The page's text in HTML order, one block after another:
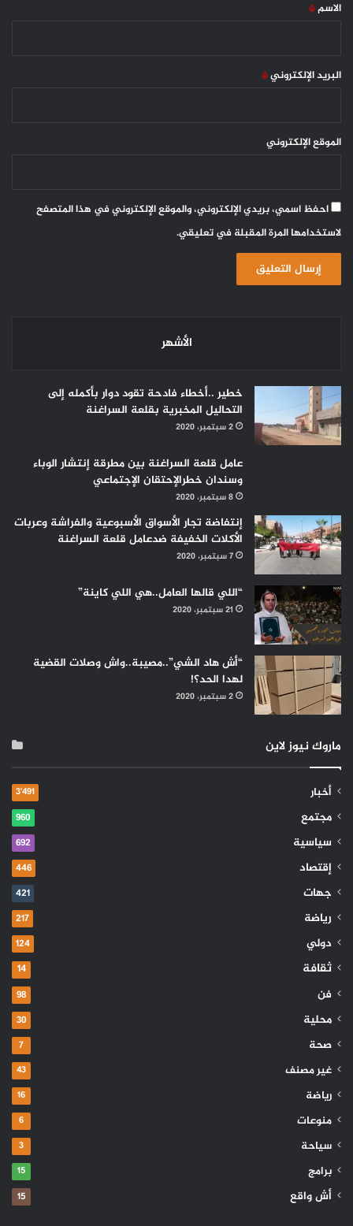
*
الاسم*
البريد الإلكتروني*
الموقع الإلكتروني
احفظ اسمي، بريدي الإلكتروني، والموقع الإلكتروني في هذا المتصفح
لاستخدامها المرة المقبلة في تعليقي.
الأشهر
خطير ..أخطاء فادحة تقود دوار بأكمله إلى
التحاليل المخبرية بقلعة السراغنة
2 سبتمبر، 2020
عامل قلعة السراغنة بين مطرقة إنتشار الوباء
وسندان خطرالإحتقان الإجتماعي
8 سبتمبر، 2020
إنتفاضة تجار الأسواق الأسبوعية والفراشة وعربات
الأكلات الخفيفة ضدعامل قلعة السراغنة
7 سبتمبر، 2020
“اللي قالها العامل..هي اللي كاينة”
21 سبتمبر، 2020
“أش هاد الشي”..مصيبة..واش وصلات القضية
لهدا الحد؟!
2 سبتمبر، 2020
ماروك نيوز لاين
أخبار 3٬491
مجتمع 960
سياسية 692
إقتصاد 446
جهات 421
رياضة 217
دولي 124
ثقافة 14
فن 98
محلية 30
صحة 7
غير مصنف 43
رياضة 16
منوعات 6
سياحة 3
برامج 15
أش واقع 15